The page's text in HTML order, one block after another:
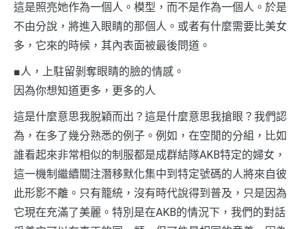
這是照亮她作為一個人。模型，而不是作為一個人。於是
不由分說，將進入眼睛的那個人。或者有什麼需要比美女
多，它來的時候，其內表面被最後問道。
■人，上駐留剝奪眼睛的臉的情感。
因為你想知道更多，更多的人
這是什麼意思我脫穎而出？這是什麼意思我搶眼？我們認
為，在多了幾分熟悉的例子。例如，在空閒的分組，比如
誰看起來非常相似的制服都是成群結隊AKB特定的婦女，
這一機制繼續關注潛移默化集中到特定號碼的人將來自彼
此形影不離。只有籠統，沒有時代說得到普及，只是因為
它現在充滿了美麗。特別是在AKB的情況下，我們的對話